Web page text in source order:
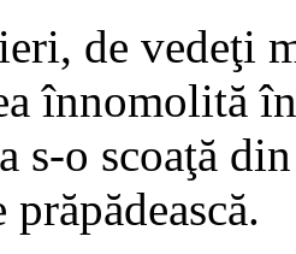
de vedeţi
înnomolită
s-o scoaţă
prăpădească.